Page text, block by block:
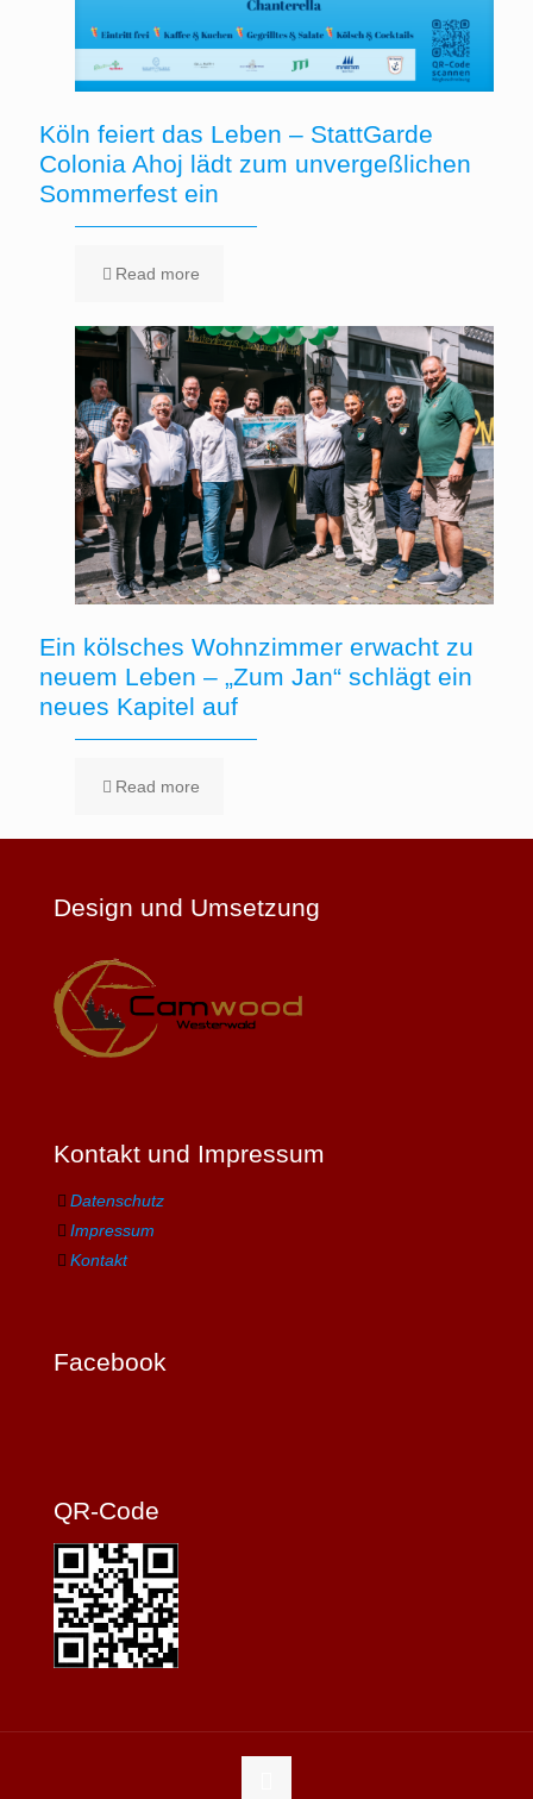
Köln feiert das Leben – StattGarde
Colonia Ahoj lädt zum unvergeßlichen
Sommerfest ein
Read more
Ein kölsches Wohnzimmer erwacht zu
neuem Leben – „Zum Jan“ schlägt ein
neues Kapitel auf
Read more
Design und Umsetzung
Kontakt und Impressum
Datenschutz
Impressum
Kontakt
Facebook
QR-Code